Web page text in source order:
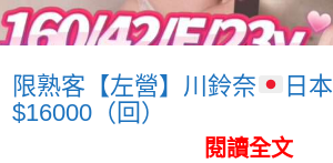
限熟客【左營】川鈴奈
日本
$16000（回）
閱讀全文